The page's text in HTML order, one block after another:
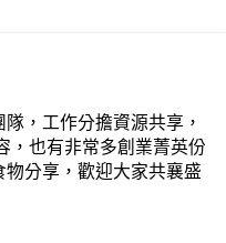
，工作分擔資源共享，
，也有非常多創業菁英份
分享，歡迎大家共襄盛